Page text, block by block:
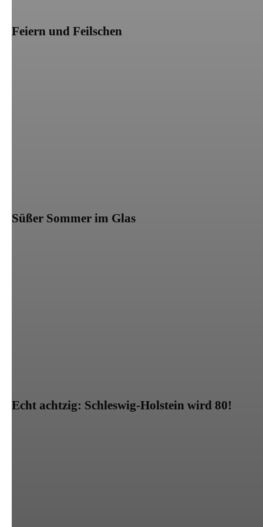
Feiern und Feilschen
Süßer Sommer im Glas
Echt achtzig: Schleswig-Holstein wird 80!